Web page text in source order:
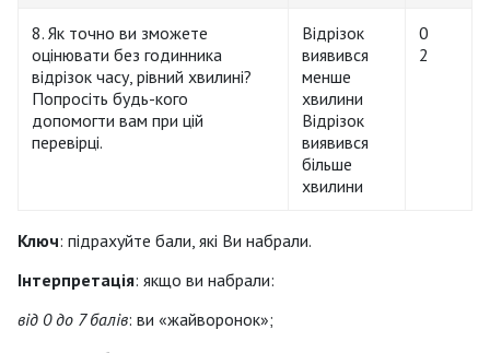
8. Як точно ви зможете
оцінювати без годинника
відрізок часу, рівний хвилині?
Попросіть будь-кого
допомогти вам при цій
перевірці.
Відрізок
виявився
менше
хвилини
Відрізок
виявився
більше
хвилини
0
2
Ключ: підрахуйте бали, які Ви набрали.
Інтерпретація: якщо ви набрали:
від 0 до 7 балів: ви «жайворонок»;